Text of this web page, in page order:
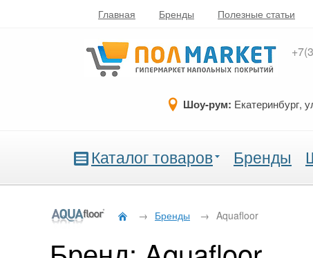
Главная Бренды Полезные статьи
Шоу-рум: Екатеринбург,
Каталог товаров Бренды
→ Бренды → Aquafloor